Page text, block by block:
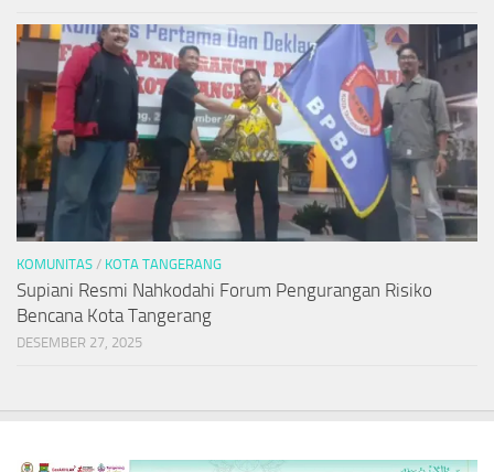
KOMUNITAS / KOTA TANGERANG
Supiani Resmi Nahkodahi Forum Pengurangan Risiko
Bencana Kota Tangerang
DESEMBER 27, 2025